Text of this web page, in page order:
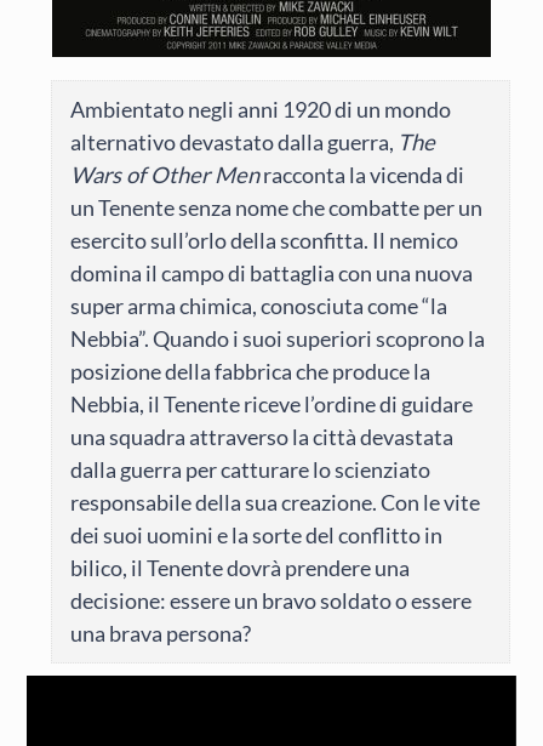
Ambientato negli anni 1920 di un mondo
alternativo devastato dalla guerra, The
Wars of Other Menracconta la vicenda di
un Tenente senza nome che combatte per un
esercito sull’orlo della sconfitta. Il nemico
domina il campo di battaglia con una nuova
super arma chimica, conosciuta come “la
Nebbia”. Quando i suoi superiori scoprono la
posizione della fabbrica che produce la
Nebbia, il Tenente riceve l’ordine di guidare
una squadra attraverso la città devastata
dalla guerra per catturare lo scienziato
responsabile della sua creazione. Con le vite
dei suoi uomini e la sorte del conflitto in
bilico, il Tenente dovrà prendere una
decisione: essere un bravo soldato o essere
una brava persona?